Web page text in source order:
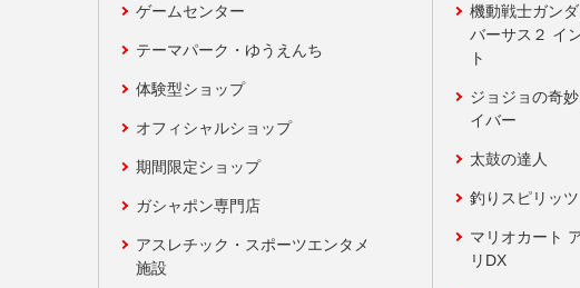
ゲームセンター
テーマパーク・ゆうえんち
体験型ショップ
オフィシャルショップ
期間限定ショップ
ガシャポン専門店
アスレチック・スポーツエンタメ
施設
機動戦士ガン
バーサス２ イ
ト
ジョジョの奇
イバー
太鼓の達人
釣りスピリッツ
マリオカート
リDX